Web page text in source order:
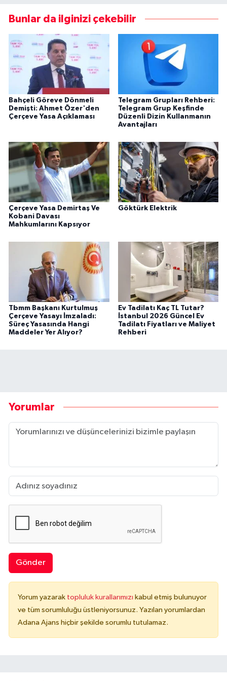
Bunlar da ilginizi çekebilir
Bahçeli Göreve Dönmeli
Demişti: Ahmet Özer'den
Çerçeve Yasa Açıklaması
Telegram Grupları Rehberi:
Telegram Grup Keşfinde
Düzenli Dizin Kullanmanın
Avantajları
Çerçeve Yasa Demirtaş Ve
Kobani Davası
Mahkumlarını Kapsıyor
Göktürk Elektrik
Tbmm Başkanı Kurtulmuş
Çerçeve Yasayı İmzaladı:
Süreç Yasasında Hangi
Maddeler Yer Alıyor?
Ev Tadilatı Kaç TL Tutar?
İstanbul 2026 Güncel Ev
Tadilatı Fiyatları ve Maliyet
Rehberi
Yorumlar
Gönder
Yorum yazarak topluluk kurallarımızı kabul etmiş bulunuyor
ve tüm sorumluluğu üstleniyorsunuz. Yazılan yorumlardan
Adana Ajans hiçbir şekilde sorumlu tutulamaz.